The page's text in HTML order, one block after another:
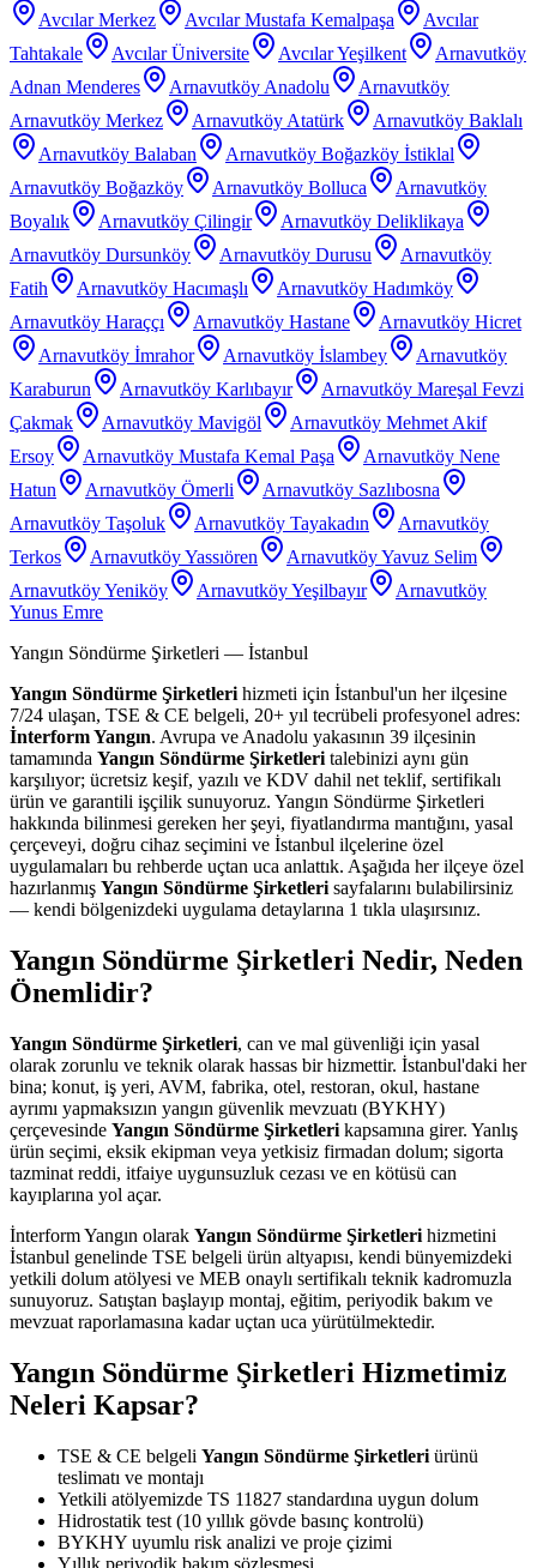
Avcılar Merkez Avcılar Mustafa Kemalpaşa
Avcılar
Tahtakale
Avcılar Üniversite Avcılar Yeşilkent
Arnavutköy
Adnan Menderes
Arnavutköy Anadolu
Arnavutköy
Arnavutköy Merkez
Arnavutköy Atatürk
Arnavutköy Baklalı
Arnavutköy Balaban
Arnavutköy Boğazköy İstiklal
Arnavutköy Boğazköy
Arnavutköy Bolluca
Arnavutköy
Boyalık
Arnavutköy Çilingir
Arnavutköy Deliklikaya
Arnavutköy Dursunköy
Arnavutköy Durusu
Arnavutköy
Fatih
Arnavutköy Hacımaşlı
Arnavutköy Hadımköy
Arnavutköy Haraççı
Arnavutköy Hastane
Arnavutköy Hicret
Arnavutköy İmrahor
Arnavutköy İslambey
Arnavutköy
Karaburun
Arnavutköy Karlıbayır
Arnavutköy Mareşal Fevzi
Çakmak
Arnavutköy Mavigöl
Arnavutköy Mehmet Akif
Ersoy
Arnavutköy Mustafa Kemal Paşa
Arnavutköy Nene
Hatun
Arnavutköy Ömerli
Arnavutköy Sazlıbosna
Arnavutköy Taşoluk
Arnavutköy Tayakadın
Arnavutköy
Terkos
Arnavutköy Yassıören
Arnavutköy Yavuz Selim
Arnavutköy Yeniköy
Arnavutköy Yeşilbayır
Arnavutköy
Yunus Emre
Yangın Söndürme Şirketleri — İstanbul
Yangın Söndürme Şirketlerihizmeti için İstanbul'un her ilçesine
7/24 ulaşan, TSE & CE belgeli, 20+ yıl tecrübeli profesyonel adres:
İnterform Yangın. Avrupa ve Anadolu yakasının 39 ilçesinin
tamamında Yangın Söndürme Şirketleritalebinizi aynı gün
karşılıyor; ücretsiz keşif, yazılı ve KDV dahil net teklif, sertifikalı
ürün ve garantili işçilik sunuyoruz. Yangın Söndürme Şirketleri
hakkında bilinmesi gereken her şeyi, fiyatlandırma mantığını, yasal
çerçeveyi, doğru cihaz seçimini ve İstanbul ilçelerine özel
uygulamaları bu rehberde uçtan uca anlattık. Aşağıda her ilçeye özel
hazırlanmış Yangın Söndürme Şirketlerisayfalarını bulabilirsiniz
— kendi bölgenizdeki uygulama detaylarına 1 tıkla ulaşırsınız.
Yangın Söndürme Şirketleri Nedir, Neden
Önemlidir?
Yangın Söndürme Şirketleri, can ve mal güvenliği için yasal
olarak zorunlu ve teknik olarak hassas bir hizmettir. İstanbul'daki her
bina; konut, iş yeri, AVM, fabrika, otel, restoran, okul, hastane
ayrımı yapmaksızın yangın güvenlik mevzuatı (BYKHY)
çerçevesinde Yangın Söndürme Şirketleri kapsamına girer. Yanlış
ürün seçimi, eksik ekipman veya yetkisiz firmadan dolum; sigorta
tazminat reddi, itfaiye uygunsuzluk cezası ve en kötüsü can
kayıplarına yol açar.
İnterform Yangın olarak Yangın Söndürme Şirketleri hizmetini
İstanbul genelinde TSE belgeli ürün altyapısı, kendi bünyemizdeki
yetkili dolum atölyesi ve MEB onaylı sertifikalı teknik kadromuzla
sunuyoruz. Satıştan başlayıp montaj, eğitim, periyodik bakım ve
mevzuat raporlamasına kadar uçtan uca yürütülmektedir.
Yangın Söndürme Şirketleri Hizmetimiz
Neleri Kapsar?
TSE & CE belgeli Yangın Söndürme Şirketleri ürünü
teslimatı ve montajı
Yetkili atölyemizde TS 11827 standardına uygun dolum
Hidrostatik test (10 yıllık gövde basınç kontrolü)
BYKHY uyumlu risk analizi ve proje çizimi
Yıllık periyodik bakım sözleşmesi